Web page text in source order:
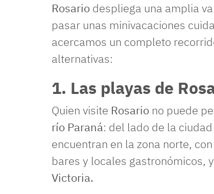
Rosario despliega una amplia
pasar unas minivacaciones
acercamos un completo
alternativas:
1. Las playas de
Quien visite Rosario no puede
río Paraná: del lado de la
encuentran en la zona norte,
bares y locales gastronómicos,
Victoria.